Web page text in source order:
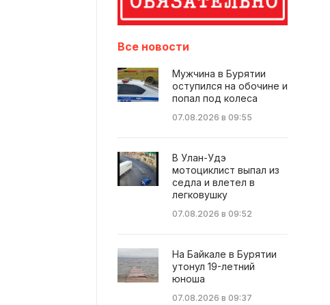
Все новости
Мужчина в Бурятии
оступился на обочине и
попал под колеса
07.08.2026 в 09:55
В Улан-Удэ
мотоциклист выпал из
седла и влетел в
легковушку
07.08.2026 в 09:52
На Байкале в Бурятии
утонул 19-летний
юноша
07.08.2026 в 09:37